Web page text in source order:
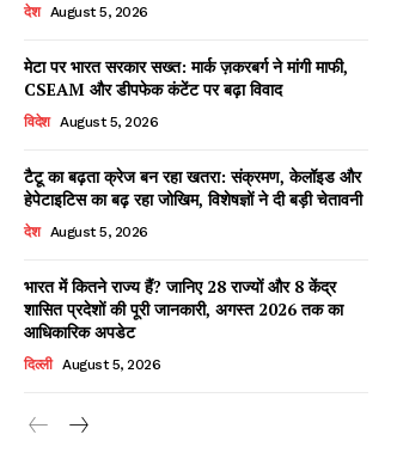
देश August 5, 2026
मेटा पर भारत सरकार सख्त: मार्क ज़करबर्ग ने मांगी माफी,
CSEAM और डीपफेक कंटेंट पर बढ़ा विवाद
विदेश August 5, 2026
टैटू का बढ़ता क्रेज बन रहा खतरा: संक्रमण, केलॉइड और
हेपेटाइटिस का बढ़ रहा जोखिम, विशेषज्ञों ने दी बड़ी चेतावनी
देश August 5, 2026
भारत में कितने राज्य हैं? जानिए 28 राज्यों और 8 केंद्र
शासित प्रदेशों की पूरी जानकारी, अगस्त 2026 तक का
आधिकारिक अपडेट
दिल्ली August 5, 2026